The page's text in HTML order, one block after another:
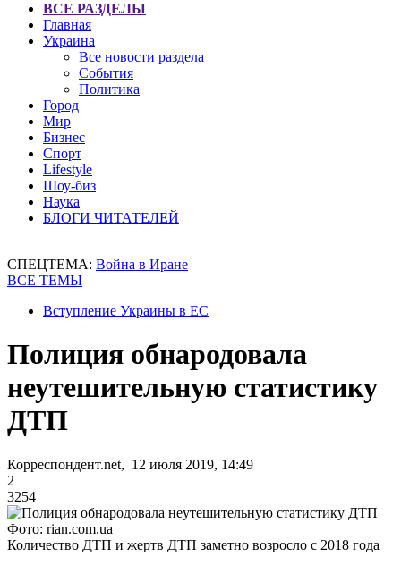
ВСЕ РАЗДЕЛЫ
Главная
Украина
Все новости раздела
События
Политика
Город
Мир
Бизнес
Спорт
Lifestyle
Шоу-биз
Наука
БЛОГИ ЧИТАТЕЛЕЙ
СПЕЦТЕМА: Война в Иране
ВСЕ ТЕМЫ
Вступление Украины в ЕС
Полиция обнародовала
неутешительную статистику
ДТП
Корреспондент.net, 12 июля 2019, 14:49
2
3254
Фото: rian.com.ua
Количество ДТП и жертв ДТП заметно возросло с 2018 года